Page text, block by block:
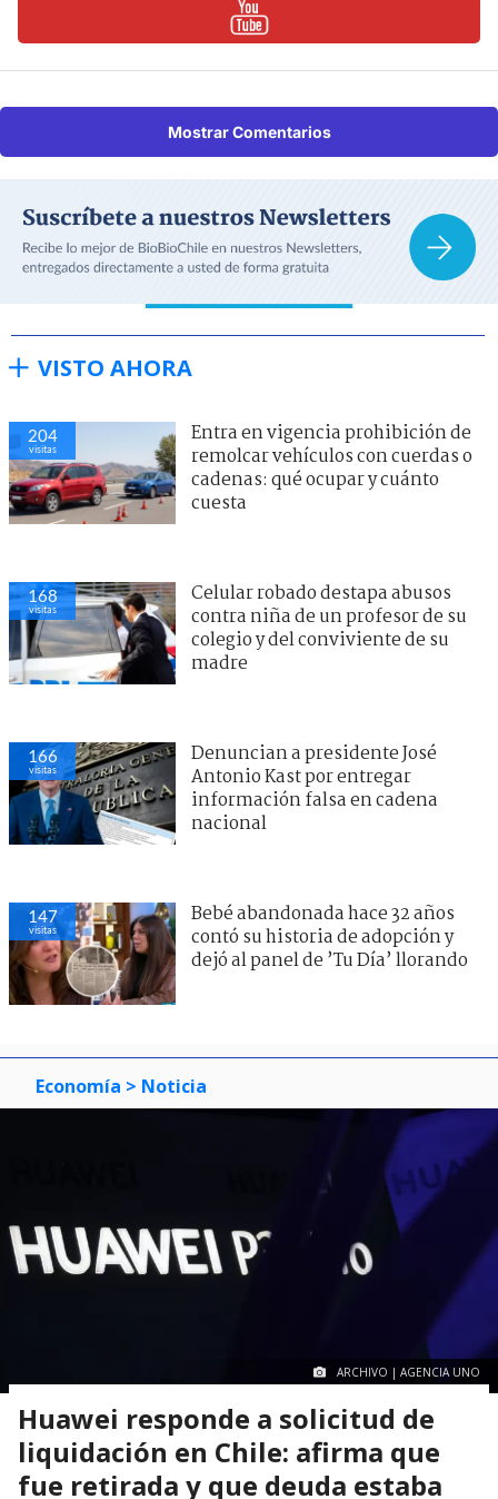
Mostrar Comentarios
VISTO AHORA
204
visitas
Entra en vigencia prohibición de
remolcar vehículos con cuerdas o
cadenas: qué ocupar y cuánto
cuesta
168
visitas
Celular robado destapa abusos
contra niña de un profesor de su
colegio y del conviviente de su
madre
166
visitas
Denuncian a presidente José
Antonio Kast por entregar
información falsa en cadena
nacional
147
visitas
Bebé abandonada hace 32 años
contó su historia de adopción y
dejó al panel de ’Tu Día’ llorando
Economía > Noticia
ARCHIVO | AGENCIA UNO
Huawei responde a solicitud de
liquidación en Chile: afirma que
fue retirada y que deuda estaba